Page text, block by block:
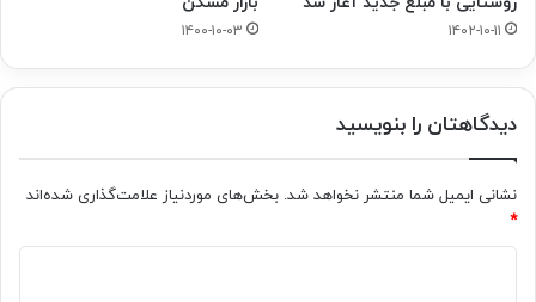
۱۴۰۲-۱۰-۱۱ ۱۴۰۰-۱۰-۰۳
دیدگاهتان را بنویسید
نشانی ایمیل شما منتشر نخواهد شد. بخش‌های موردنیاز علامت‌گذاری شده‌اند
*